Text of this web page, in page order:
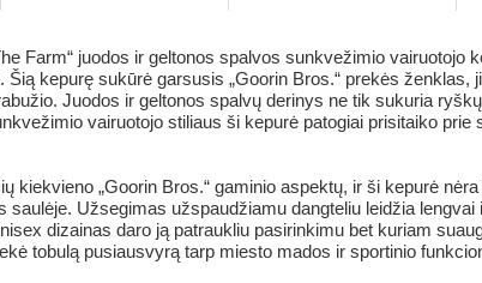
Farm“ juodos ir geltonos spalvos sunkvežimio
kepurę sukūrė garsusis „Goorin Bros.“ prekės
Juodos ir geltonos spalvų derinys ne tik sukuria
vairuotojo stiliaus ši kepurė patogiai prisitaiko
kiekvieno „Goorin Bros.“ gaminio aspektų, ir ši kepurė
saulėje. Užsegimas užspaudžiamu dangteliu leidžia
dizainas daro ją patraukliu pasirinkimu bet kuriam
tobulą pusiausvyrą tarp miesto mados ir sportinio